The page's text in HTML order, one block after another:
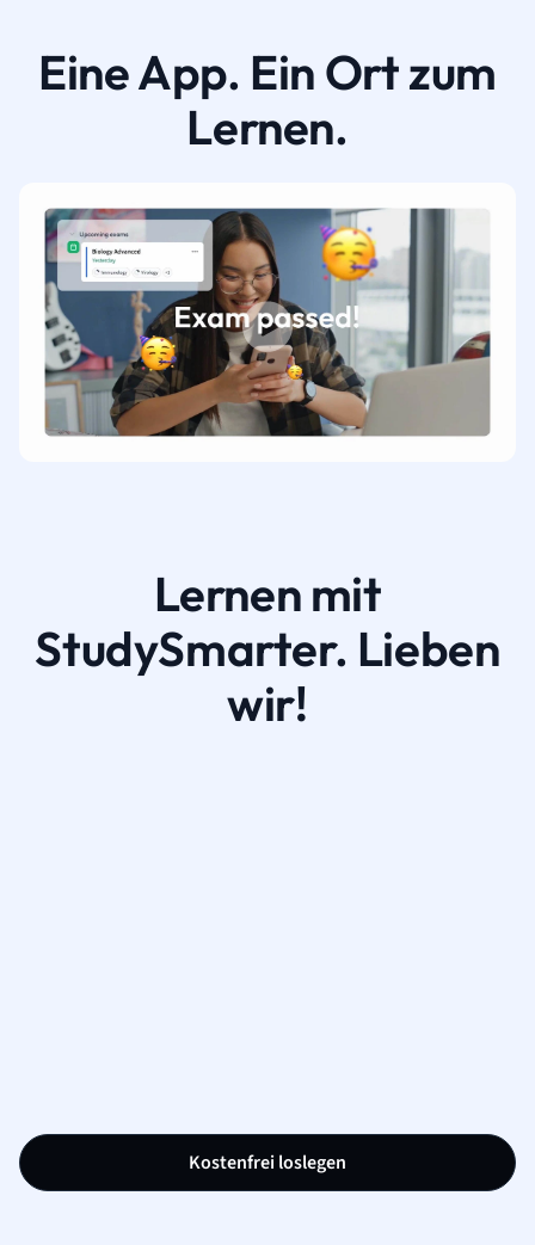
Eine App. Ein Ort zum
Lernen.
Lernen mit
StudySmarter. Lieben
wir!
Kostenfrei loslegen